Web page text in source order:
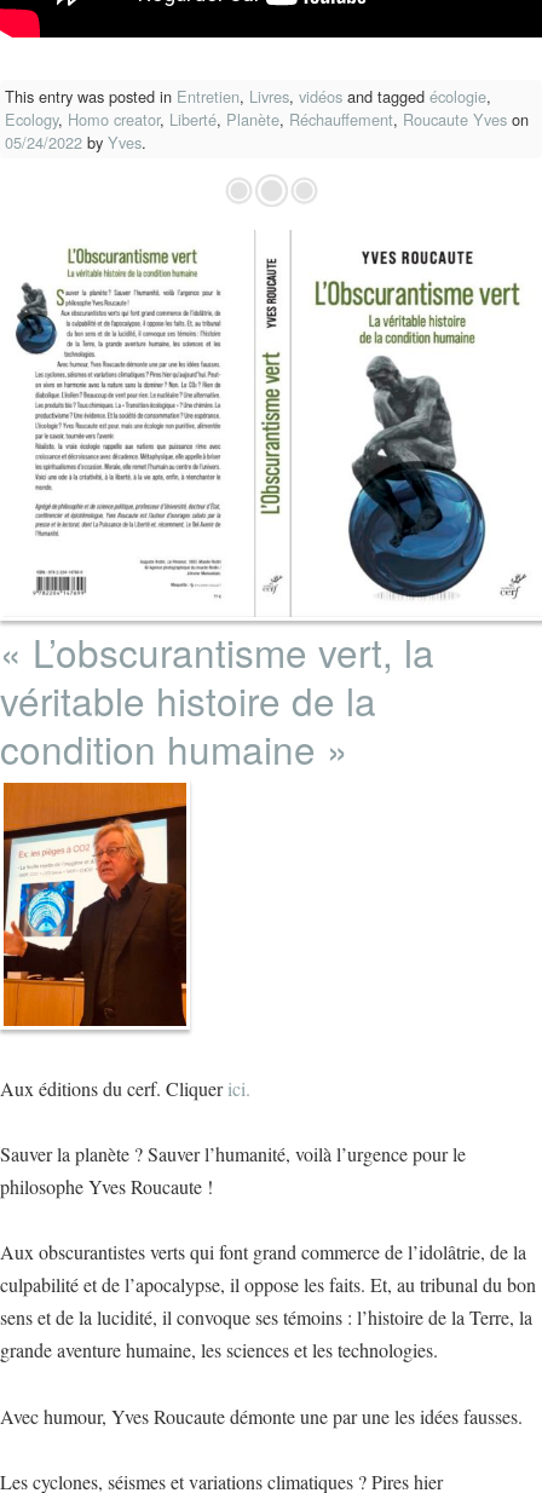
This entry was posted in Entretien, Livres, vidéos and tagged écologie,
Ecology, Homo creator, Liberté, Planète, Réchauffement, Roucaute Yves on
05/24/2022 by Yves.
« L’obscurantisme vert, la
véritable histoire de la
condition humaine »
Aux éditions du cerf. Cliquerici.
Sauver la planète ? Sauver l’humanité, voilà l’urgence pour le
philosophe Yves Roucaute !
Aux obscurantistes verts qui font grand commerce de l’idolâtrie, de la
culpabilité et de l’apocalypse, il oppose les faits. Et, au tribunal du bon
sens et de la lucidité, il convoque ses témoins : l’histoire de la Terre, la
grande aventure humaine, les sciences et les technologies.
Avec humour, Yves Roucaute démonte une par une les idées fausses.
Les cyclones, séismes et variations climatiques ? Pires hier